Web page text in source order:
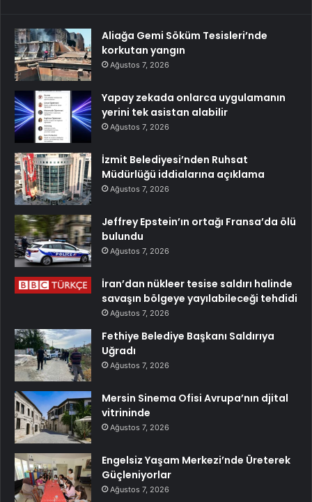
Aliağa Gemi Söküm Tesisleri’nde
korkutan yangın
Ağustos 7, 2026
Yapay zekada onlarca uygulamanın
yerini tek asistan alabilir
Ağustos 7, 2026
İzmit Belediyesi’nden Ruhsat
Müdürlüğü iddialarına açıklama
Ağustos 7, 2026
Jeffrey Epstein’ın ortağı Fransa’da ölü
bulundu
Ağustos 7, 2026
İran’dan nükleer tesise saldırı halinde
savaşın bölgeye yayılabileceği tehdidi
Ağustos 7, 2026
Fethiye Belediye Başkanı Saldırıya
Uğradı
Ağustos 7, 2026
Mersin Sinema Ofisi Avrupa’nın djital
vitrininde
Ağustos 7, 2026
Engelsiz Yaşam Merkezi’nde Üreterek
Güçleniyorlar
Ağustos 7, 2026